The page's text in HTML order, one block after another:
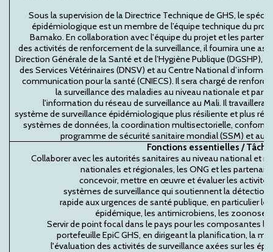
Sous la supervision de la Directrice Technique de GHS, le
épidémiologique est un membre de l’équipe technique du
Bamako. En collaboration avec l'équipe du projet et les
des activités de renforcement de la surveillance, il fournira une
Direction Générale de la Santé et de l’Hygiène Publique (DGSHP),
des Services Vétérinaires (DNSV) et au Centre National
communication pour la santé (CNIECS). Il sera chargé de
la surveillance des maladies au niveau nationale et par
l'information du réseau de surveillance au Mali. Il travaillera
système de surveillance épidémiologique plus résiliente et plus
systèmes de données, la coordination multisectorielle,
programme de sécurité sanitaire mondial (SSM) et
Fonctions essentielles / Tâ
Collaborer avec les autorités sanitaires au niveau national et
nationales et régionales, les ONG et les
concevoir, mettre en œuvre et évaluer les
systèmes de surveillance qui soutiennent la détection
rapide aux urgences de santé publique, en particulier
épidémique, les antimicrobiens, les
Servir de point focal dans le pays pour les composantes
portefeuille EpiC GHS, en dirigeant la planification, la
l'évaluation des activités de surveillance axées sur les